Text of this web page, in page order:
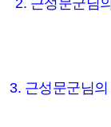
2. 근성문군님
3. 근성문군님